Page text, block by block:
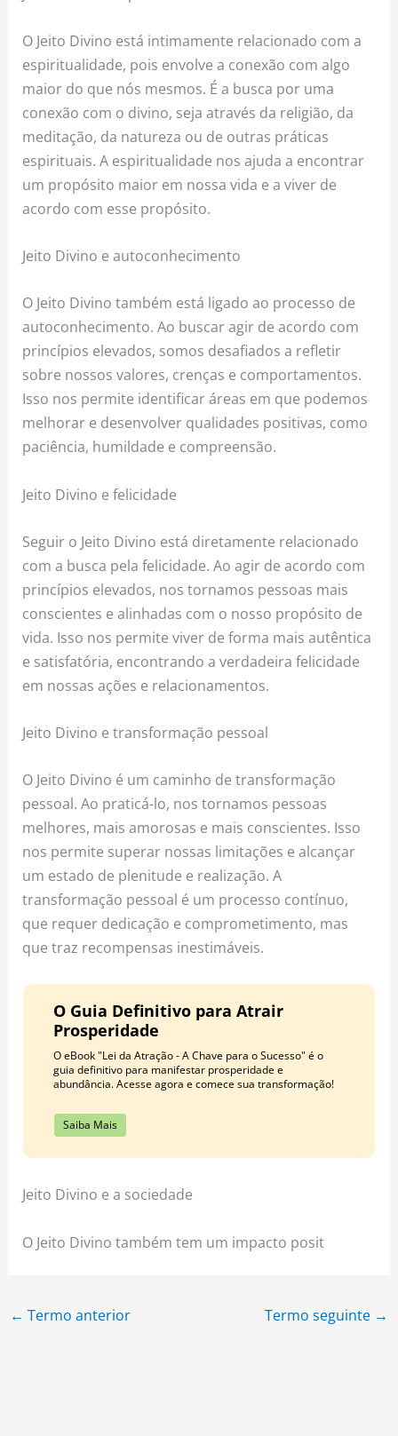
O Jeito Divino está intimamente relacionado com a
espiritualidade, pois envolve a conexão com algo
maior do que nós mesmos. É a busca por uma
conexão com o divino, seja através da religião, da
meditação, da natureza ou de outras práticas
espirituais. A espiritualidade nos ajuda a encontrar
um propósito maior em nossa vida e a viver de
acordo com esse propósito.
Jeito Divino e autoconhecimento
O Jeito Divino também está ligado ao processo de
autoconhecimento. Ao buscar agir de acordo com
princípios elevados, somos desafiados a refletir
sobre nossos valores, crenças e comportamentos.
Isso nos permite identificar áreas em que podemos
melhorar e desenvolver qualidades positivas, como
paciência, humildade e compreensão.
Jeito Divino e felicidade
Seguir o Jeito Divino está diretamente relacionado
com a busca pela felicidade. Ao agir de acordo com
princípios elevados, nos tornamos pessoas mais
conscientes e alinhadas com o nosso propósito de
vida. Isso nos permite viver de forma mais autêntica
e satisfatória, encontrando a verdadeira felicidade
em nossas ações e relacionamentos.
Jeito Divino e transformação pessoal
O Jeito Divino é um caminho de transformação
pessoal. Ao praticá-lo, nos tornamos pessoas
melhores, mais amorosas e mais conscientes. Isso
nos permite superar nossas limitações e alcançar
um estado de plenitude e realização. A
transformação pessoal é um processo contínuo,
que requer dedicação e comprometimento, mas
que traz recompensas inestimáveis.
O Guia Definitivo para Atrair
Prosperidade
O eBook "Lei da Atração - A Chave para o Sucesso" é o
guia definitivo para manifestar prosperidade e
abundância. Acesse agora e comece sua transformação!
Saiba Mais
Jeito Divino e a sociedade
O Jeito Divino também tem um impacto posit
← Termo anterior Termo seguinte →